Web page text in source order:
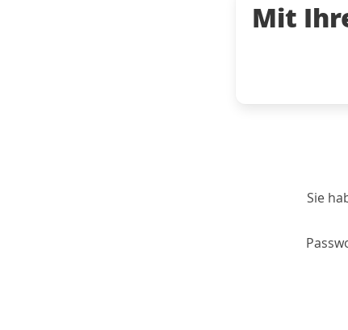
Mit
Sie